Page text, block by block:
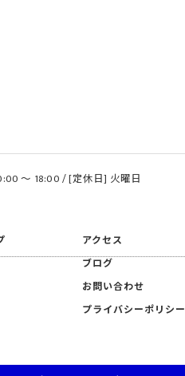
〜 18:00 / [定休日] 火曜日
アクセス
ブログ
お問い合わせ
プライバシーポリシー